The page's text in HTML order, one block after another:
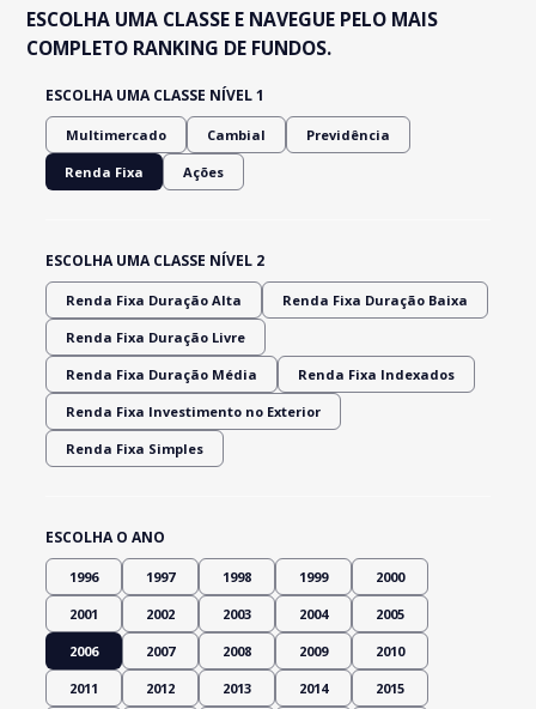
ESCOLHA UMA CLASSE E NAVEGUE PELO MAIS
COMPLETO RANKING DE FUNDOS.
ESCOLHA UMA CLASSE NÍVEL 1
Multimercado Cambial Previdência
Renda Fixa Ações
ESCOLHA UMA CLASSE NÍVEL 2
Renda Fixa Duração Alta Renda Fixa Duração Baixa
Renda Fixa Duração Livre
Renda Fixa Duração Média Renda Fixa Indexados
Renda Fixa Investimento no Exterior
Renda Fixa Simples
ESCOLHA O ANO
1996 1997 1998 1999 2000
2001 2002 2003 2004 2005
2006 2007 2008 2009 2010
2011 2012 2013 2014 2015